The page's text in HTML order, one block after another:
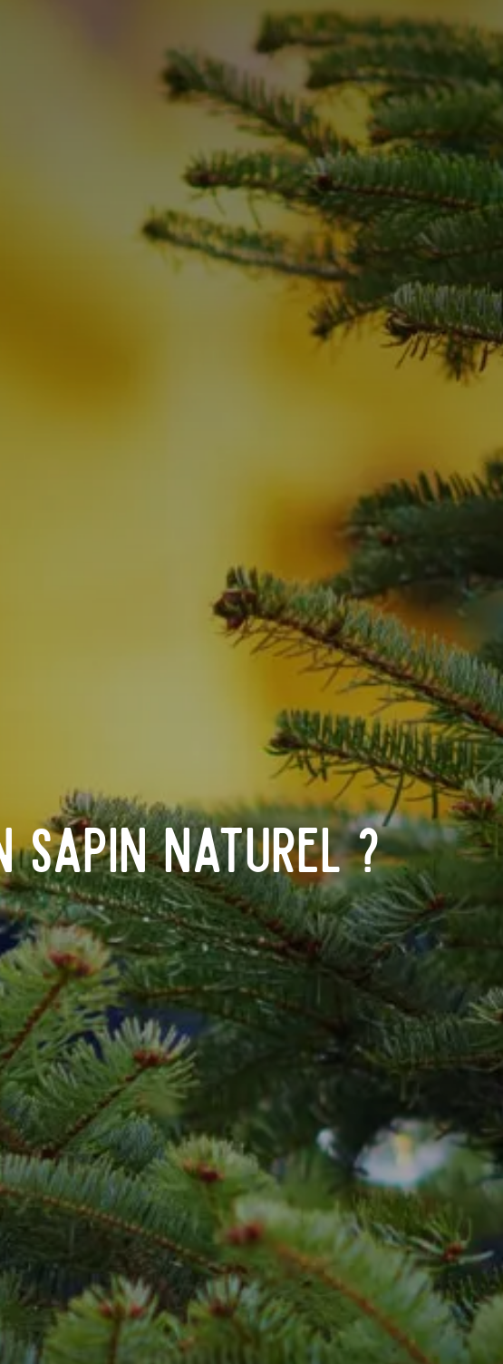
sapin naturel ?